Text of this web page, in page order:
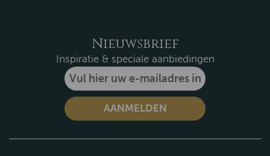
Nieuwsbrief
Inspiratie & speciale aanbiedingen